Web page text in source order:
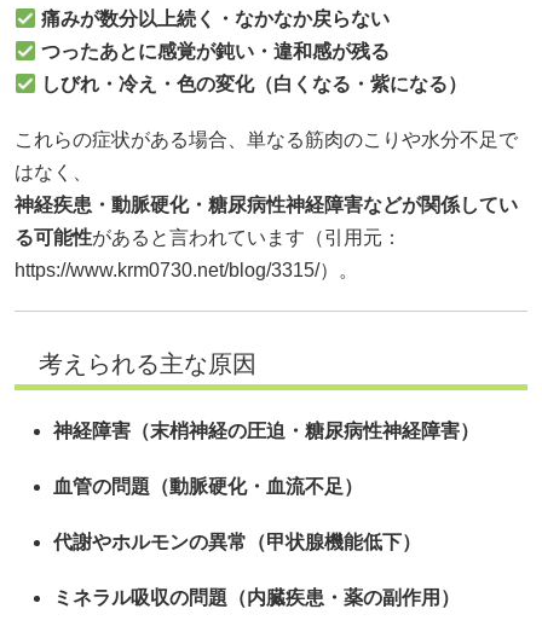
痛みが数分以上続く・なかなか戻らない
つったあとに感覚が鈍い・違和感が残る
しびれ・冷え・色の変化（白くなる・紫になる）
これらの症状がある場合、単なる筋肉のこりや水分不足で
はなく、
神経疾患・動脈硬化・糖尿病性神経障害などが関係してい
る可能性があると言われています（引用元：
https://www.krm0730.net/blog/3315/）。
考えられる主な原因
神経障害（末梢神経の圧迫・糖尿病性神経障害）
血管の問題（動脈硬化・血流不足）
代謝やホルモンの異常（甲状腺機能低下）
ミネラル吸収の問題（内臓疾患・薬の副作用）